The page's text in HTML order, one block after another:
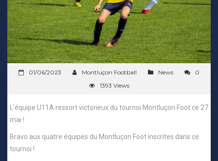
01/06/2023 Montluçon Football News
0
1393 Views
L’équipe U11A ressort victorieux du tournoi Montluçon Foot ce 27
mai !
Bravo aux quatre équipes du Montluçon Foot inscrites dans ce
tournoi !